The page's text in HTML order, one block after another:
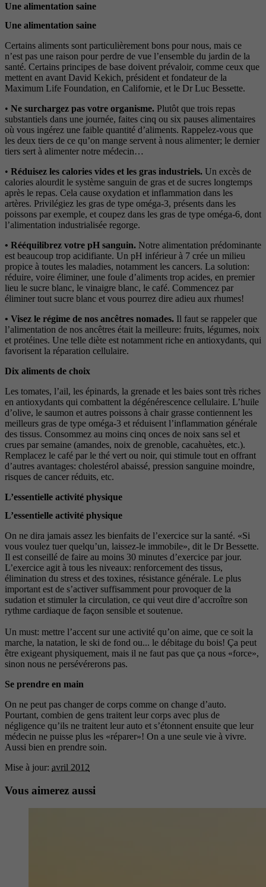
Une alimentation saine
Une alimentation saine
Certains aliments sont particulièrement bons pour nous, mais ce
n’est pas une raison pour perdre de vue l’ensemble du jardin de la
santé. Certains principes de base doivent prévaloir, comme ceux que
mettent en avant David Kekich, président et fondateur de la
Maximum Life Foundation, en Californie, et le Dr Luc Bessette.
• Ne surchargez pas votre organisme. Plutôt que trois repas
substantiels dans une journée, faites cinq ou six pauses alimentaires
où vous ingérez une faible quantité d’aliments. Rappelez-vous que
les deux tiers de ce qu’on mange servent à nous alimenter; le dernier
tiers sert à alimenter notre médecin…
• Réduisez les calories vides et les gras industriels. Un excès de
calories alourdit le système sanguin de gras et de sucres longtemps
après le repas. Cela cause oxydation et inflammation dans les
artères. Privilégiez les gras de type oméga-3, présents dans les
poissons par exemple, et coupez dans les gras de type oméga-6, dont
l’alimentation industrialisée regorge.
• Rééquilibrez votre pH sanguin. Notre alimentation prédominante
est beaucoup trop acidifiante. Un pH inférieur à 7 crée un milieu
propice à toutes les maladies, notamment les cancers. La solution:
réduire, voire éliminer, une foule d’aliments trop acides, en premier
lieu le sucre blanc, le vinaigre blanc, le café. Commencez par
éliminer tout sucre blanc et vous pourrez dire adieu aux rhumes!
• Visez le régime de nos ancêtres nomades. Il faut se rappeler que
l’alimentation de nos ancêtres était la meilleure: fruits, légumes, noix
et protéines. Une telle diète est notamment riche en antioxydants, qui
favorisent la réparation cellulaire.
Dix aliments de choix
Les tomates, l’ail, les épinards, la grenade et les baies sont très riches
en antioxydants qui combattent la dégénérescence cellulaire. L’huile
d’olive, le saumon et autres poissons à chair grasse contiennent les
meilleurs gras de type oméga-3 et réduisent l’inflammation générale
des tissus. Consommez au moins cinq onces de noix sans sel et
crues par semaine (amandes, noix de grenoble, cacahuètes, etc.).
Remplacez le café par le thé vert ou noir, qui stimule tout en offrant
d’autres avantages: cholestérol abaissé, pression sanguine moindre,
risques de cancer réduits, etc.
L’essentielle activité physique
L’essentielle activité physique
On ne dira jamais assez les bienfaits de l’exercice sur la santé. «Si
vous voulez tuer quelqu’un, laissez-le immobile», dit le Dr Bessette.
Il est conseillé de faire au moins 30 minutes d’exercice par jour.
L’exercice agit à tous les niveaux: renforcement des tissus,
élimination du stress et des toxines, résistance générale. Le plus
important est de s’activer suffisamment pour provoquer de la
sudation et stimuler la circulation, ce qui veut dire d’accroître son
rythme cardiaque de façon sensible et soutenue.
Un must: mettre l’accent sur une activité qu’on aime, que ce soit la
marche, la natation, le ski de fond ou... le débitage du bois! Ça peut
être exigeant physiquement, mais il ne faut pas que ça nous «force»,
sinon nous ne persévérerons pas.
Se prendre en main
On ne peut pas changer de corps comme on change d’auto.
Pourtant, combien de gens traitent leur corps avec plus de
négligence qu’ils ne traitent leur auto et s’étonnent ensuite que leur
médecin ne puisse plus les «réparer»! On a une seule vie à vivre.
Aussi bien en prendre soin.
Mise à jour: avril 2012
Vous aimerez aussi